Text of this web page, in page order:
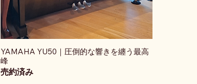
YAMAHA YU50｜圧倒的な響きを纏う最高
峰
売約済み